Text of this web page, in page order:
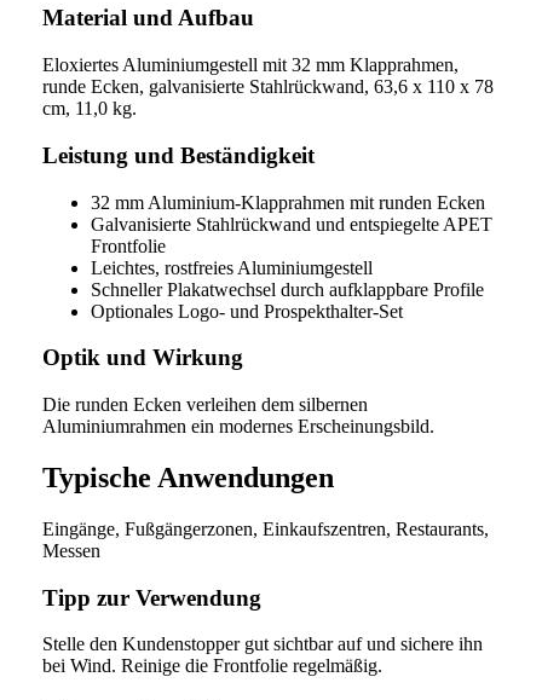
Material und Aufbau
Eloxiertes Aluminiumgestell mit 32 mm Klapprahmen,
runde Ecken, galvanisierte Stahlrückwand, 63,6 x 110 x 78
cm, 11,0 kg.
Leistung und Beständigkeit
32 mm Aluminium-Klapprahmen mit runden Ecken
Galvanisierte Stahlrückwand und entspiegelte APET
Frontfolie
Leichtes, rostfreies Aluminiumgestell
Schneller Plakatwechsel durch aufklappbare Profile
Optionales Logo- und Prospekthalter-Set
Optik und Wirkung
Die runden Ecken verleihen dem silbernen
Aluminiumrahmen ein modernes Erscheinungsbild.
Typische Anwendungen
Eingänge, Fußgängerzonen, Einkaufszentren, Restaurants,
Messen
Tipp zur Verwendung
Stelle den Kundenstopper gut sichtbar auf und sichere ihn
bei Wind. Reinige die Frontfolie regelmäßig.